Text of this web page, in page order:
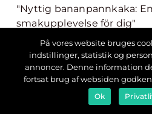
"Nyttig bananpannkaka:
smakupplevelse för dig"
Nyttig fika: En grundlig
presentation av
Nyttig Pasta: En Grundlig
Nyttig yoghurt: en
På vores website bruges
indstillinger, statistik og
annoncer. Denne information
fortsat brug af websiden
Ok